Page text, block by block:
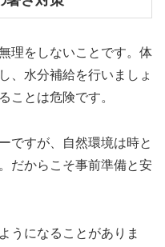
理をしないことです。体
、水分補給を行いましょ
ことは危険です。
ですが、自然環境は時と
だからこそ事前準備と安
うになることがありま